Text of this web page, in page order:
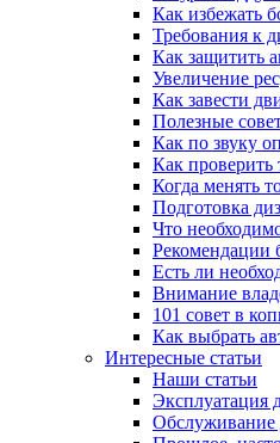
Как избежать
Требования к
Как защитить
Увеличение
Как завести
Полезные
Как по звуку
Как проверить
Когда менять
Подготовка
Что
Рекомендации
Есть ли
Внимание
101 совет в
Как выбрать
Интересные статьи
Наши статьи
Эксплуатация
Обслуживание